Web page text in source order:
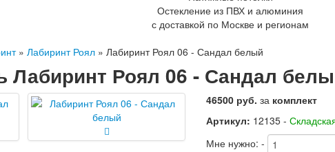
Остекление из ПВХ и алюминия
с доставкой по Москве и регионам
» Лабиринт Роял » Лабиринт Роял 06 - Сандал белый
Лабиринт Роял 06 - Сандал
46500 руб. за комплект
Артикул: 12135 -
Мне нужно: -